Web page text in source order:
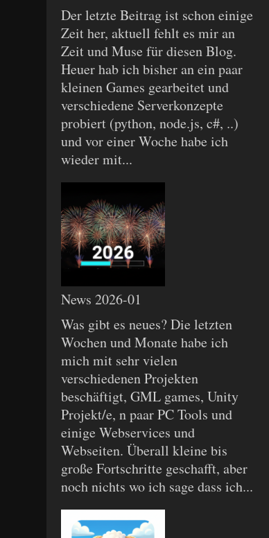
Der letzte Beitrag ist schon einige
Zeit her, aktuell fehlt es mir an
Zeit und Muse für diesen Blog.
Heuer hab ich bisher an ein paar
kleinen Games gearbeitet und
verschiedene Serverkonzepte
probiert (python, node.js, c#, ..)
und vor einer Woche habe ich
wieder mit...
News 2026-01
Was gibt es neues? Die letzten
Wochen und Monate habe ich
mich mit sehr vielen
verschiedenen Projekten
beschäftigt, GML games, Unity
Projekt/e, n paar PC Tools und
einige Webservices und
Webseiten. Überall kleine bis
große Fortschritte geschafft, aber
noch nichts wo ich sage dass ich...